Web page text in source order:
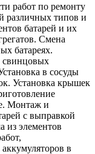
работ по ремонту
различных типов и
батарей и их
Смена
батареях.
свинцовых
в сосуды
Установка крышек
Монтаж и
с выправкой
из элементов
в